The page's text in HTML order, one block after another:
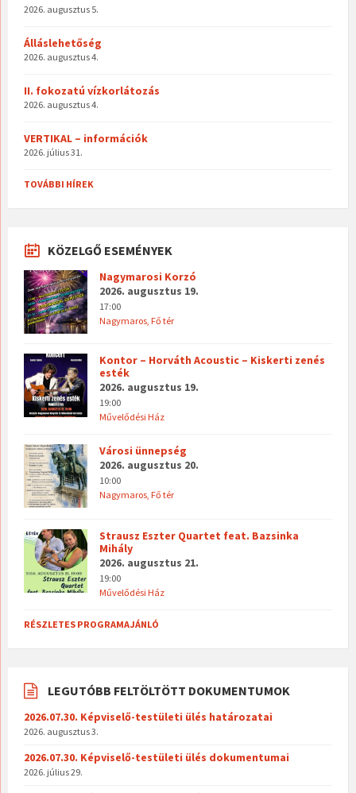
2026. augusztus 5.
Álláslehetőség
2026. augusztus 4.
II. fokozatú vízkorlátozás
2026. augusztus 4.
VERTIKAL – információk
2026. július 31.
TOVÁBBI HÍREK
KÖZELGŐ ESEMÉNYEK
Nagymarosi Korzó
2026. augusztus 19.
17:00
Nagymaros, Fő tér
Kontor – Horváth Acoustic – Kiskerti zenés
esték
2026. augusztus 19.
19:00
Művelődési Ház
Városi ünnepség
2026. augusztus 20.
10:00
Nagymaros, Fő tér
Strausz Eszter Quartet feat. Bazsinka
Mihály
2026. augusztus 21.
19:00
Művelődési Ház
RÉSZLETES PROGRAMAJÁNLÓ
LEGUTÓBB FELTÖLTÖTT DOKUMENTUMOK
2026.07.30. Képviselő-testületi ülés határozatai
2026. augusztus 3.
2026.07.30. Képviselő-testületi ülés dokumentumai
2026. július 29.